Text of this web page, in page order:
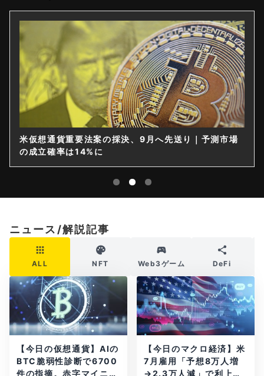
仮想通貨は購入後すぐ送れなくなる？金融庁が出庫制
限を要請
ニュース/解説記事
ALL NFT Web3ゲーム DeFi
【今日の仮想通貨】AIの
BTC脆弱性診断で6700
件の指摘。赤字マイニン
【今日のマクロ経済】米
7月雇用「予想8万人増
→2.3万人減」で利上げ